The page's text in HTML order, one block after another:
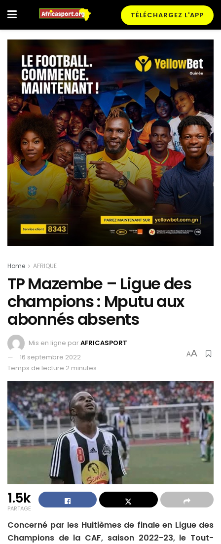
TÉLÉCHARGEZ L'APP
Home AFRIQUE
TP Mazembe – Ligue des
champions : Mputu aux
abonnés absents
Mis en ligne parAFRICASPORT
16 septembre 2022
Temps de lecture:2 minutes
AA
1.5k
PARTAGE
Concerné par les Huitièmes de finale en Ligue des
Champions de la CAF, saison 2022-23, le Tout-